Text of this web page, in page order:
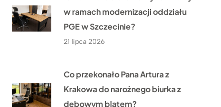
w ramach modernizacji oddziału
PGE w Szczecinie?
21 lipca 2026
Co przekonało Pana Artura z
Krakowa do narożnego biurka z
dębowym blatem?